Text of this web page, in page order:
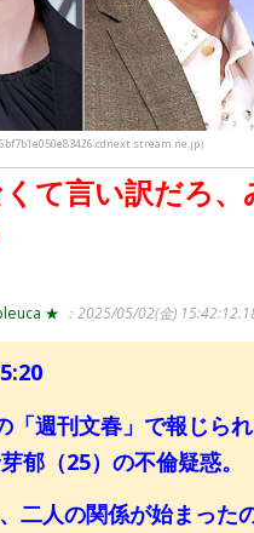
）
て言い訳だろ、
★ ：2025/05/02(金)
「週刊文春」で報じら
郁（25）の不倫疑惑。
二人の関係が始まった